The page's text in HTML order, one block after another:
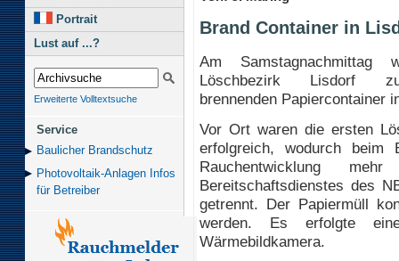
Portrait
Lust auf ...?
Erweiterte Volltextsuche
Service
Baulicher Brand­schutz
Photovoltaik-Anlagen Infos
für Betreiber
Brand Container in
Am Samstagnachmittag
Löschbezirk Lisdorf
brennenden Papiercontainer
Vor Ort waren die ersten
erfolgreich, wodurch beim
Rauchentwicklung
Bereitschaftsdienstes des
getrennt. Der Papiermüll
werden. Es erfolgte
Wärmebildkamera.